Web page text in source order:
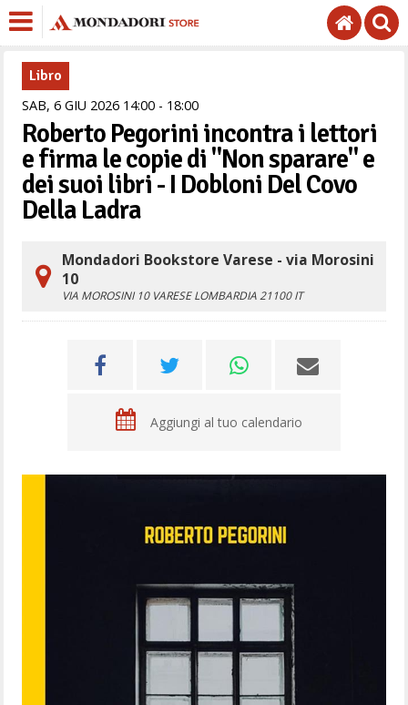
Libro
SAB,6 GIU 2026 1400 - 1800
Roberto Pegorini incontra i lettori
e firma le copie di "Non sparare" e
dei suoi libri - I Dobloni Del Covo
Della Ladra
Mondadori Bookstore Varese - via Morosini
10
VIA MOROSINI 10 VARESE LOMBARDIA 21100 IT
Aggiungi al tuo calendario